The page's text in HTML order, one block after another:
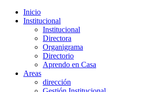
Inicio
Institucional
Institucional
Directora
Organigrama
Directorio
Aprendo en Casa
Areas
dirección